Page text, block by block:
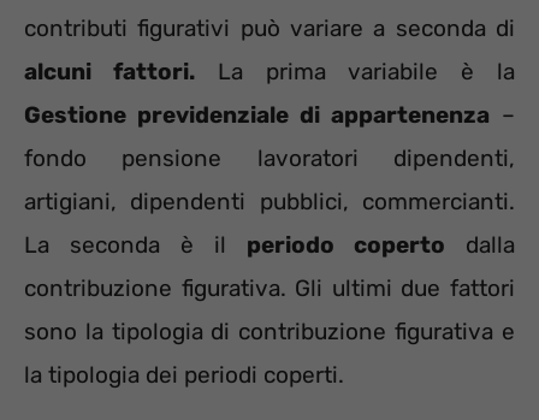
contributi figurativi può variare a seconda di
alcuni fattori.La prima variabile è la
Gestione previdenziale di appartenenza –
fondo pensione lavoratori dipendenti,
artigiani, dipendenti pubblici, commercianti.
La seconda è il periodo coperto dalla
contribuzione figurativa. Gli ultimi due fattori
sono la tipologia di contribuzione figurativa e
la tipologia dei periodi coperti.